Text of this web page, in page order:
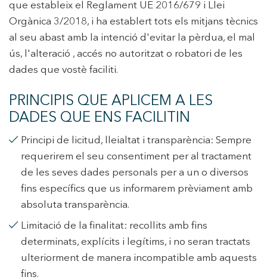
que estableix el Reglament UE 2016/679 i Llei
Orgànica 3/2018, i ha establert tots els mitjans tècnics
al seu abast amb la intenció d'evitar la pèrdua, el mal
ús, l'alteració , accés no autoritzat o robatori de les
dades que vostè faciliti.
PRINCIPIS QUE APLICEM A LES
DADES QUE ENS FACILITIN
Principi de licitud, lleialtat i transparència: Sempre
requerirem el seu consentiment per al tractament
de les seves dades personals per a un o diversos
fins específics que us informarem prèviament amb
absoluta transparència.
Limitació de la finalitat: recollits amb fins
determinats, explícits i legítims, i no seran tractats
ulteriorment de manera incompatible amb aquests
fins.
Modificar cookies
Tècniques i funcionals
Aquest lloc web utilitza cookies pròpies per recopilar
informació amb la finalitat de millorar els nostres serveis.
Si continua navegant, suposa l'acceptació de la instal·lació
de les mateixes. L'usuari té la possibilitat de configurar el
navegador podent, si així ho desitja, impedir que siguin
instal·lades al disc dur, encara que haurà de tenir en